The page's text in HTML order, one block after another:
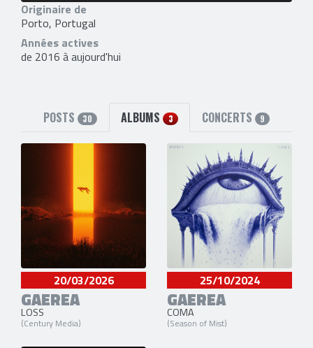
Originaire de
Porto, Portugal
Années actives
de 2016 à aujourd'hui
POSTS 30 ALBUMS 3 CONCERTS 9
20/03/2026
GAEREA
LOSS
(Century Media)
25/10/2024
GAEREA
COMA
(Season of Mist)